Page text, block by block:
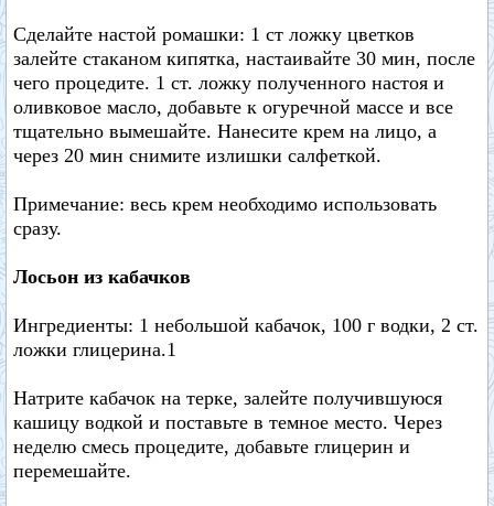
Сделайте настой ромашки: 1 ст ложку цветков
залейте стаканом кипятка, настаивайте 30 мин, после
чего процедите. 1 ст. ложку полученного настоя и
оливковое масло, добавьте к огуречной массе и все
тщательно вымешайте. Нанесите крем на лицо, а
через 20 мин снимите излишки салфеткой.
Примечание: весь крем необходимо использовать
сразу.
Лосьон из кабачков
Ингредиенты: 1 небольшой кабачок, 100 г водки, 2 ст.
ложки глицерина.1
Натрите кабачок на терке, залейте получившуюся
кашицу водкой и поставьте в темное место. Через
неделю смесь процедите, добавьте глицерин и
перемешайте.